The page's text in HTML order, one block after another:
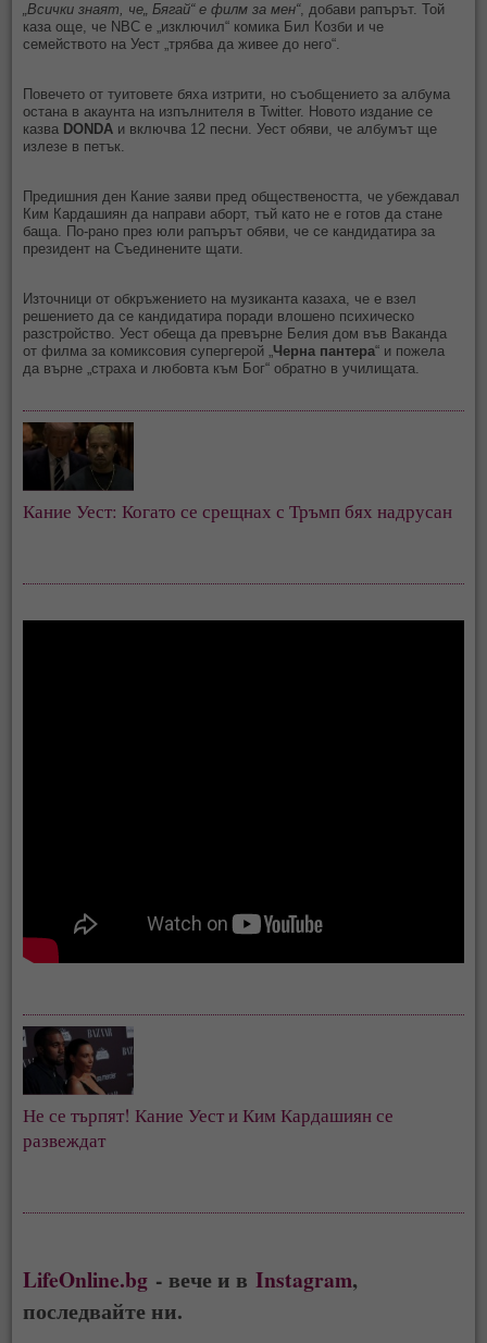
„Всички знаят, че„ Бягай“ е филм за мен“, добави рапърът. Той
каза още, че NBC е „изключил“ комика Бил Козби и че
семейството на Уест „трябва да живее до него“.
Повечето от туитовете бяха изтрити, но съобщението за албума
остана в акаунта на изпълнителя в Twitter. Новото издание се
казва DONDA и включва 12 песни. Уест обяви, че албумът ще
излезе в петък.
Предишния ден Кание заяви пред обществеността, че убеждавал
Ким Кардашиян да направи аборт, тъй като не е готов да стане
баща. По-рано през юли рапърът обяви, че се кандидатира за
президент на Съединените щати.
Източници от обкръжението на музиканта казаха, че е взел
решението да се кандидатира поради влошено психическо
разстройство. Уест обеща да превърне Белия дом във Ваканда
от филма за комиксовия супергерой „Черна пантера“ и пожела
да върне „страха и любовта към Бог“ обратно в училищата.
Кание Уест: Когато се срещнах с Тръмп бях надрусан
Не се търпят! Кание Уест и Ким Кардашиян се
развеждат
LifeOnline.bg - вече и вInstagram,
последвайте ни.